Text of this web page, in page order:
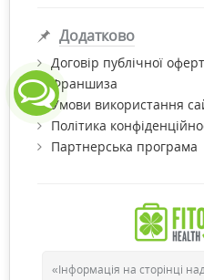
Додатково
Договір публічної
Франшиза
Умови використання
Політика
Партнерська програма
«Інформація на сторінці